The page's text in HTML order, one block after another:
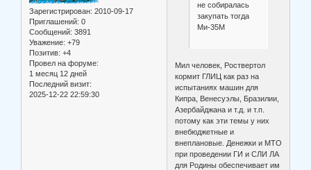
Зарегистрирован: 2010-09-17
Приглашений: 0
Сообщений: 3891
Уважение: +79
Позитив: +4
Провел на форуме:
1 месяц 12 дней
Последний визит:
2025-12-22 22:59:30
не собиралась
закупать тогда
Ми-35М
Мил человек, Роствертол
кормит ГЛИЦ как раз на
испытаниях машин для
Кипра, Венесуэлы, Бразилии,
Азербайджана и т.д. и т.п.
потому как эти темы у них
внебюджетные и
внеплановые. Денежки и МТО
при проведении ГИ и СЛИ ЛА
для Родины обеспечивает им